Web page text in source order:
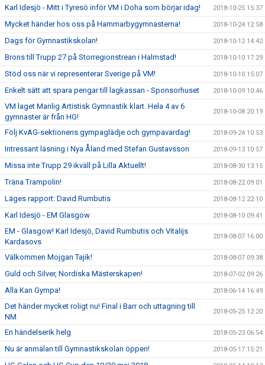
Karl Idesjö - Mitt i Tyresö inför VM i Doha som börjar idag! 2018-10-25 15:37
Mycket händer hos oss på Hammarbygymnasterna! 2018-10-24 12:58
Dags för Gymnastikskolan! 2018-10-12 14:42
Brons till Trupp 27 på Storregionstrean i Halmstad! 2018-10-10 17:29
Stöd oss när vi representerar Sverige på VM! 2018-10-10 15:07
Enkelt sätt att spara pengar till lagkassan - Sponsorhuset 2018-10-09 10:46
VM laget Manlig Artistisk Gymnastik klart. Hela 4 av 6
gymnaster är från HG!
2018-10-08 20:19
Följ KvAG-sektionens gympaglädje och gympavardag! 2018-09-24 10:53
Intressant läsning i Nya Åland med Stefan Gustavsson 2018-09-13 10:57
Missa inte Trupp 29 ikväll på Lilla Aktuellt! 2018-08-30 13:15
Träna Trampolin! 2018-08-22 09:01
Läges rapport: David Rumbutis 2018-08-12 22:10
Karl Idesjö - EM Glasgow 2018-08-10 09:41
EM - Glasgow! Karl Idesjö, David Rumbutis och Vitalijs
Kardasovs
2018-08-07 16:00
Välkommen Mojgan Tajik! 2018-08-07 09:38
Guld och Silver, Nordiska Mästerskapen! 2018-07-02 09:26
Alla Kan Gympa! 2018-06-14 16:49
Det händer mycket roligt nu! Final i Barr och uttagning till
NM
2018-05-25 12:20
En händelserik helg 2018-05-23 06:54
Nu är anmälan till Gymnastikskolan öppen! 2018-05-17 15:21